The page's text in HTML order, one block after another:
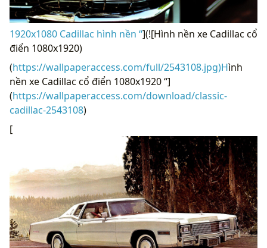
1920x1080 Cadillac hình nền “](![Hình nền xe Cadillac cổ
điển 1080x1920)
(https://wallpaperaccess.com/full/2543108.jpg)Hình
nền xe Cadillac cổ điển 1080x1920 “]
(https://wallpaperaccess.com/download/classic-
cadillac-2543108)
[